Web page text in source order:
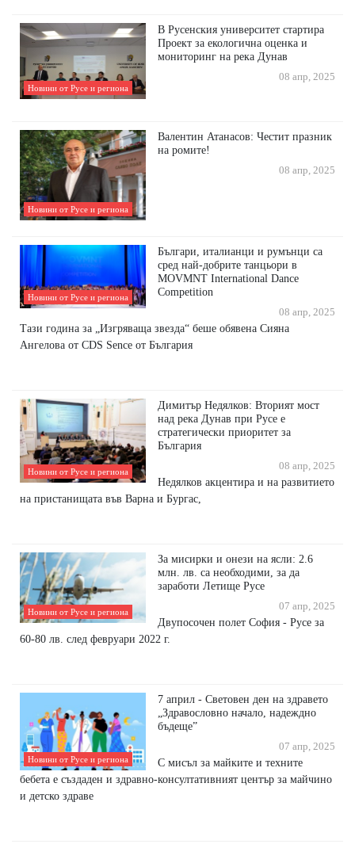
Новини от Русе и региона
В Русенския университет стартира
Проект за екологична оценка и
мониторинг на река Дунав
08 апр, 2025
Новини от Русе и региона
Валентин Атанасов: Честит празник
на ромите!
08 апр, 2025
Новини от Русе и региона
Българи, италианци и румънци са
сред най-добрите танцьори в
MOVMNT International Dance
Competition
08 апр, 2025
Тази година за „Изгряваща звезда“ беше обявена Сияна
Ангелова от CDS Sence от България
Новини от Русе и региона
Димитър Недялков: Вторият мост
над река Дунав при Русе е
стратегически приоритет за
България
08 апр, 2025
Недялков акцентира и на развитието
на пристанищата във Варна и Бургас,
Новини от Русе и региона
За мисирки и онези на ясли: 2.6
млн. лв. са необходими, за да
заработи Летище Русе
07 апр, 2025
Двупосочен полет София - Русе за
60-80 лв. след февруари 2022 г.
Новини от Русе и региона
7 април - Световен ден на здравето
„Здравословно начало, надеждно
бъдеще”
07 апр, 2025
С мисъл за майките и техните
бебета е създаден и здравно-консултативният център за майчино
и детско здраве